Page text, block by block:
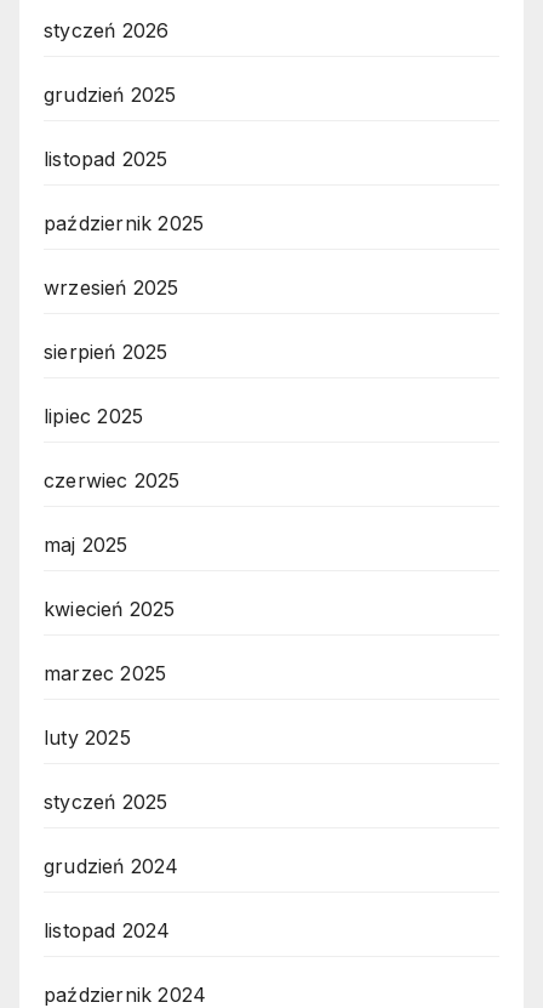
styczeń 2026
grudzień 2025
listopad 2025
październik 2025
wrzesień 2025
sierpień 2025
lipiec 2025
czerwiec 2025
maj 2025
kwiecień 2025
marzec 2025
luty 2025
styczeń 2025
grudzień 2024
listopad 2024
październik 2024